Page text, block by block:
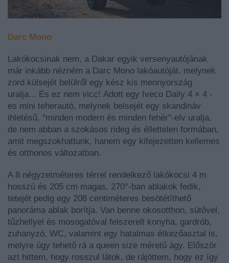
Darc Mono
Lakókocsinak nem, a Dakar egyik versenyautójának
már inkább nézném a Darc Mono lakóautóját, melynek
zord külsejét belülről egy kész kis mennyország
uralja... És ez nem vicc! Adott egy Iveco Daily 4 × 4 -
es mini teherautó, melynek belsejét egy skandináv
ihletésű, "minden modern és minden fehér"-elv uralja,
de nem abban a szokásos rideg és éllettelen formában,
amit megszokhattunk, hanem egy kifejezetten kellemes
és otthonos változatban.
A 8 négyzetméteres térrel rendelkező lakókocsi 4 m
hosszú és 205 cm magas, 270°-ban ablakok fedik,
tetejét pedig egy 208 centiméteres besötétíthető
panoráma ablak borítja. Van benne okosotthon, sütővel,
tűzhellyel és mosogatóval felszerelt konyha, gardrób,
zuhanyzó, WC, valamint egy hatalmas étkezőasztal is,
melyre úgy tehető rá a queen size méretű ágy. Először
azt hittem, hogy rosszul látok, de rájöttem, hogy ez így